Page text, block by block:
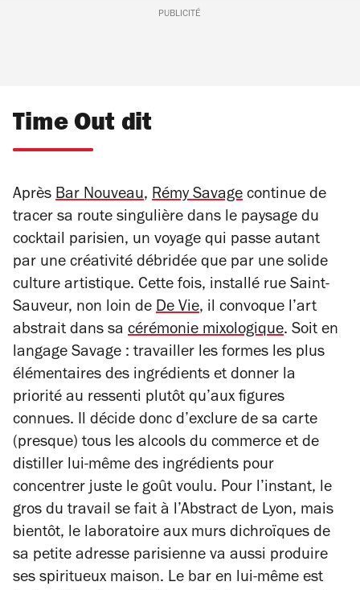
PUBLICITÉ
Time Out dit
Après Bar Nouveau, Rémy Savage continue de
tracer sa route singulière dans le paysage du
cocktail parisien, un voyage qui passe autant
par une créativité débridée que par une solide
culture artistique. Cette fois, installé rue Saint-
Sauveur, non loin de De Vie, il convoque l’art
abstrait dans sa cérémonie mixologique. Soit en
langage Savage : travailler les formes les plus
élémentaires des ingrédients et donner la
priorité au ressenti plutôt qu’aux figures
connues. Il décide donc d’exclure de sa carte
(presque) tous les alcools du commerce et de
distiller lui-même des ingrédients pour
concentrer juste le goût voulu. Pour l’instant, le
gros du travail se fait à l’Abstract de Lyon, mais
bientôt, le laboratoire aux murs dichroïques de
sa petite adresse parisienne va aussi produire
ses spiritueux maison. Le bar en lui-même est